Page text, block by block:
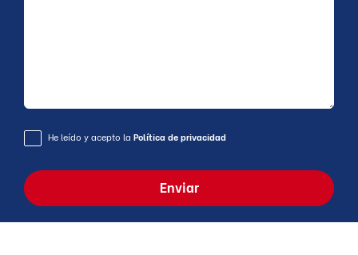
He leído y acepto la Política de privacidad